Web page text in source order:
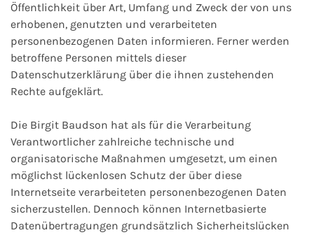
Öffentlichkeit über Art, Umfang und Zweck der von uns
erhobenen, genutzten und verarbeiteten
personenbezogenen Daten informieren. Ferner werden
betroffene Personen mittels dieser
Datenschutzerklärung über die ihnen zustehenden
Rechte aufgeklärt.
Die Birgit Baudson hat als für die Verarbeitung
Verantwortlicher zahlreiche technische und
organisatorische Maßnahmen umgesetzt, um einen
möglichst lückenlosen Schutz der über diese
Internetseite verarbeiteten personenbezogenen Daten
sicherzustellen. Dennoch können Internetbasierte
Datenübertragungen grundsätzlich Sicherheitslücken